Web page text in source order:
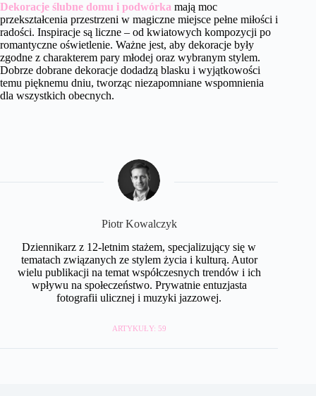
Dekoracje ślubne domu i podwórka mają moc
przekształcenia przestrzeni w magiczne miejsce pełne miłości i
radości. Inspiracje są liczne – od kwiatowych kompozycji po
romantyczne oświetlenie. Ważne jest, aby dekoracje były
zgodne z charakterem pary młodej oraz wybranym stylem.
Dobrze dobrane dekoracje dodadzą blasku i wyjątkowości
temu pięknemu dniu, tworząc niezapomniane wspomnienia
dla wszystkich obecnych.
Piotr Kowalczyk
Dziennikarz z 12-letnim stażem, specjalizujący się w
tematach związanych ze stylem życia i kulturą. Autor
wielu publikacji na temat współczesnych trendów i ich
wpływu na społeczeństwo. Prywatnie entuzjasta
fotografii ulicznej i muzyki jazzowej.
ARTYKUŁY: 59